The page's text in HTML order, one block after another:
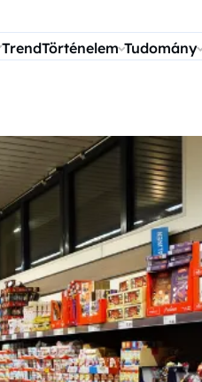
TrendTörténelem Tudomány